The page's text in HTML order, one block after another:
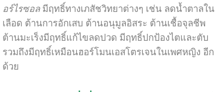
อร์ไรซอล มีฤทธิ์ทางเภสัชวิทยาต่างๆ เช่น ลดน้ำตาลใน
เลือด ต้านการอักเสบ ต้านอนุมูลอิสระ ต้านเชื้อจุลชีพ
ต้านมะเร็งมีฤทธิ์แก้ไขลดปวด มีฤทธิ์ปกป้องไตและตับ
รวมถึงมีฤทธิ์เหมือนฮอร์โมนเอสโตรเจนในเพศหญิง อีก
ด้วย